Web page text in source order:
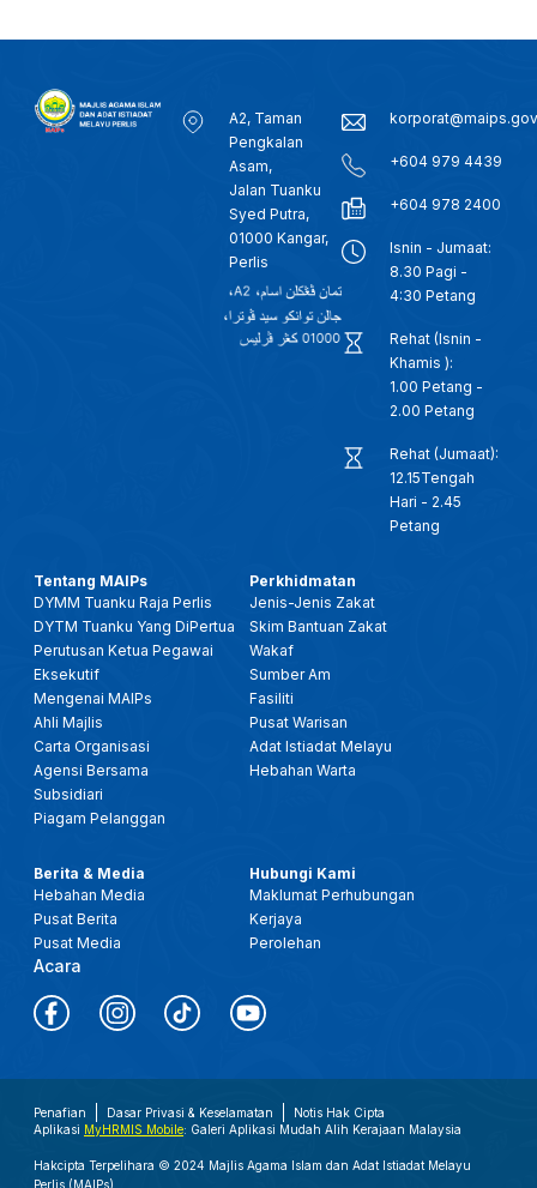
A2, Taman
Pengkalan
Asam,
Jalan Tuanku
Syed Putra,
01000 Kangar,
Perlis
+604 979 4439
+604 978 2400
Isnin - Jumaat:
8.30 Pagi -
4:30 Petang
Rehat (Isnin -
Khamis ):
1.00 Petang -
2.00 Petang
Rehat (Jumaat):
12.15Tengah
Hari - 2.45
Petang
Tentang MAIPs
DYMM Tuanku Raja Perlis
DYTM Tuanku Yang DiPertua
Perutusan Ketua Pegawai
Eksekutif
Mengenai MAIPs
Ahli Majlis
Carta Organisasi
Agensi Bersama
Subsidiari
Piagam Pelanggan
Perkhidmatan
Jenis-Jenis Zakat
Skim Bantuan Zakat
Wakaf
Sumber Am
Fasiliti
Pusat Warisan
Adat Istiadat Melayu
Hebahan Warta
Berita & Media
Hebahan Media
Pusat Berita
Pusat Media
Acara
Hubungi Kami
Maklumat Perhubungan
Kerjaya
Perolehan
Penafian Dasar Privasi & Keselamatan
Notis Hak Cipta
Aplikasi MyHRMIS Mobile: Galeri Aplikasi Mudah Alih Kerajaan Malaysia
Hakcipta Terpelihara © 2024 Majlis Agama Islam dan Adat Istiadat Melayu
Perlis (MAIPs).